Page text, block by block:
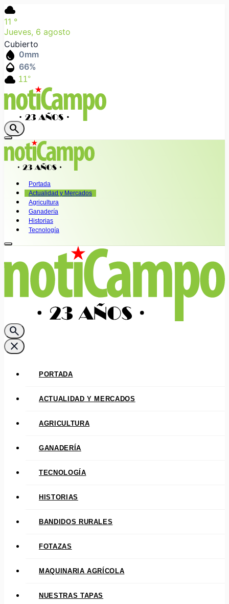
cloud
11 °
Jueves, 6 agosto
Cubierto
water_drop 0mm
humidity_mid 66%
cloud 11°
search
Portada
Actualidad y Mercados
Agricultura
Ganadería
Historias
Tecnología
search
close
PORTADA
ACTUALIDAD Y MERCADOS
AGRICULTURA
GANADERÍA
TECNOLOGÍA
HISTORIAS
BANDIDOS RURALES
FOTAZAS
MAQUINARIA AGRÍCOLA
NUESTRAS TAPAS